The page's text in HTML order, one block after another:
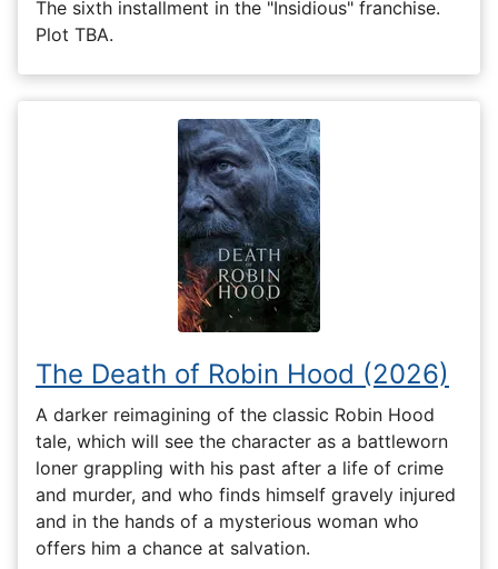
The sixth installment in the "Insidious" franchise.
Plot TBA.
The Death of Robin Hood (2026)
A darker reimagining of the classic Robin Hood
tale, which will see the character as a battleworn
loner grappling with his past after a life of crime
and murder, and who finds himself gravely injured
and in the hands of a mysterious woman who
offers him a chance at salvation.